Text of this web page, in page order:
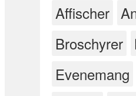
Affischer
Broschyrer
Evenemang